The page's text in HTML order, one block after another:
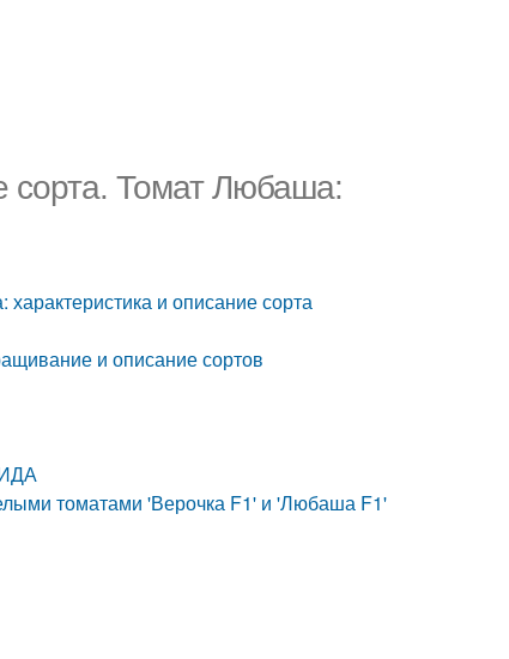
сорта. Томат Любаша:
и описание сорта
и описание сортов
томатами 'Верочка F1' и 'Любаша F1'